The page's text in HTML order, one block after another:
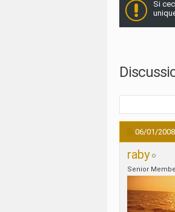
Si
06/01/
raby
Senior